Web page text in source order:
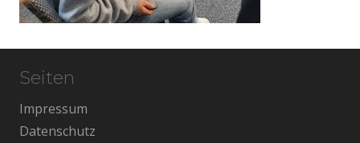
Seiten
Impressum
Datenschutz